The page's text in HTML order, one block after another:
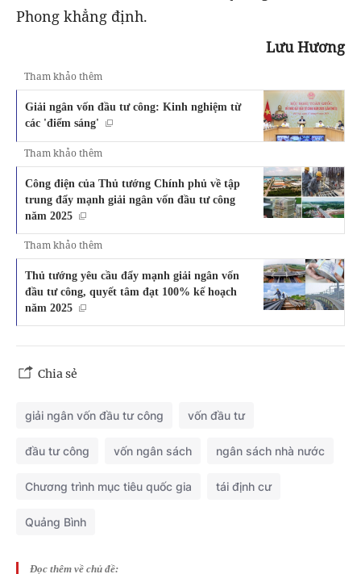
Phong khẳng định.
Lưu Hương
Tham khảo thêm
Giải ngân vốn đầu tư công: Kinh nghiệm từ
các 'điểm sáng'
Tham khảo thêm
Công điện của Thủ tướng Chính phủ về tập
trung đẩy mạnh giải ngân vốn đầu tư công
năm 2025
Tham khảo thêm
Thủ tướng yêu cầu đẩy mạnh giải ngân vốn
đầu tư công, quyết tâm đạt 100% kế hoạch
năm 2025
Chia sẻ
giải ngân vốn đầu tư công vốn đầu tư
đầu tư công vốn ngân sách ngân sách nhà nước
Chương trình mục tiêu quốc gia tái định cư
Quảng Bình
Đọc thêm về chủ đề: